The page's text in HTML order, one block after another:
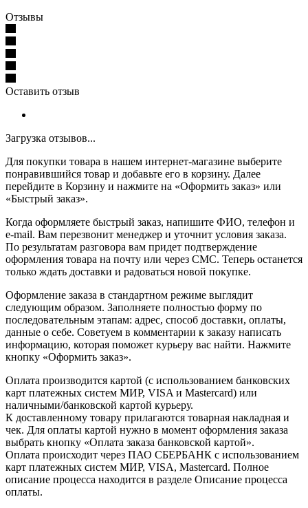
Отзывы
Оставить отзыв
Загрузка отзывов...
Для покупки товара в нашем интернет-магазине выберите
понравившийся товар и добавьте его в корзину. Далее
перейдите в Корзину и нажмите на «Оформить заказ» или
«Быстрый заказ».
Когда оформляете быстрый заказ, напишите ФИО, телефон и
e-mail. Вам перезвонит менеджер и уточнит условия заказа.
По результатам разговора вам придет подтверждение
оформления товара на почту или через СМС. Теперь останется
только ждать доставки и радоваться новой покупке.
Оформление заказа в стандартном режиме выглядит
следующим образом. Заполняете полностью форму по
последовательным этапам: адрес, способ доставки, оплаты,
данные о себе. Советуем в комментарии к заказу написать
информацию, которая поможет курьеру вас найти. Нажмите
кнопку «Оформить заказ».
Оплата производится картой (с использованием банковских
карт платежных систем МИР, VISA и Mastercard) или
наличными/банковской картой курьеру.
К доставленному товару прилагаются товарная накладная и
чек. Для оплаты картой нужно в момент оформления заказа
выбрать кнопку «Оплата заказа банковской картой».
Оплата происходит через ПАО СБЕРБАНК с использованием
карт платежных систем МИР, VISA, Mastercard. Полное
описание процесса находится в разделе Описание процесса
оплаты.